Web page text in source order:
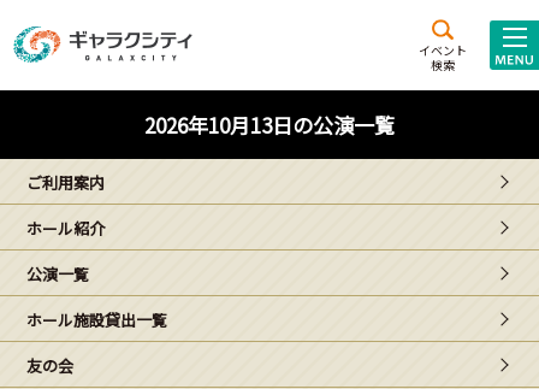
イベント
検索
施設案内
西新井
文化ホール
ギャラクシティとは
こどもみーてぃんぐ
Gがくえん
2026年10月13日の公演一覧
ご利用案内
ホール紹介
公演一覧
ホール施設貸出一覧
友の会